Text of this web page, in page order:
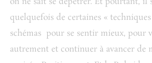
quelquefois de certaines «
schémas pour se sentir mieux, pour
autrement et continuer à avancer de